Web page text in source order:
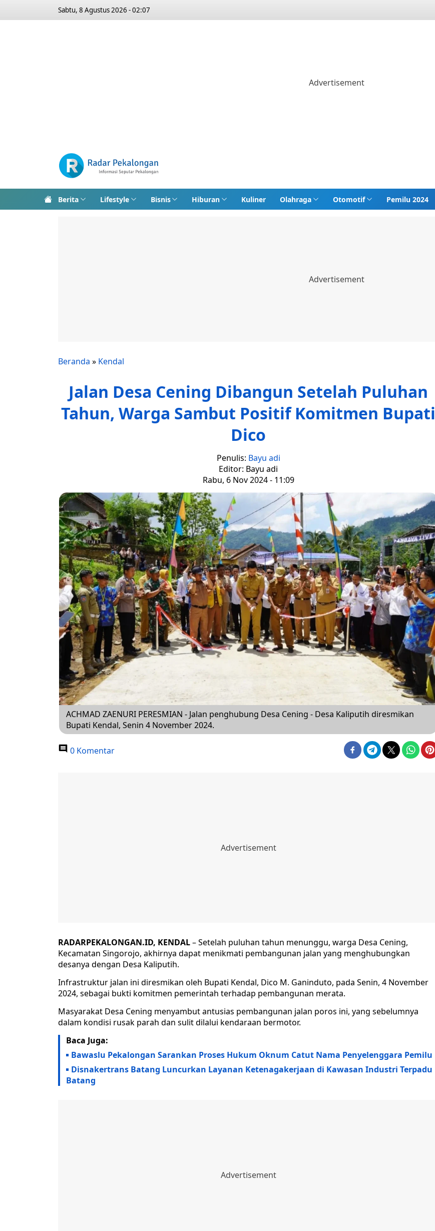
Sabtu, 8 Agustus 2026 - 02:07
Berita Lifestyle Bisnis Hiburan Kuliner Olahraga Otomotif Pemilu 2024
Beranda » Kendal
Jalan Desa Cening Dibangun Setelah Puluhan
Tahun, Warga Sambut Positif Komitmen Bupati
Dico
Penulis: Bayu adi
Editor: Bayu adi
Rabu, 6 Nov 2024 - 11:09
ACHMAD ZAENURI PERESMIAN - Jalan penghubung Desa Cening - Desa Kaliputih diresmikan
Bupati Kendal, Senin 4 November 2024.
0 Komentar
RADARPEKALONGAN.ID, KENDAL– Setelah puluhan tahun menunggu, warga Desa Cening,
Kecamatan Singorojo, akhirnya dapat menikmati pembangunan jalan yang menghubungkan
desanya dengan Desa Kaliputih.
Infrastruktur jalan ini diresmikan oleh Bupati Kendal, Dico M. Ganinduto, pada Senin, 4 November
2024, sebagai bukti komitmen pemerintah terhadap pembangunan merata.
Masyarakat Desa Cening menyambut antusias pembangunan jalan poros ini, yang sebelumnya
dalam kondisi rusak parah dan sulit dilalui kendaraan bermotor.
Baca Juga:
Bawaslu Pekalongan Sarankan Proses Hukum Oknum Catut Nama Penyelenggara Pemilu
Disnakertrans Batang Luncurkan Layanan Ketenagakerjaan di Kawasan Industri Terpadu
Batang